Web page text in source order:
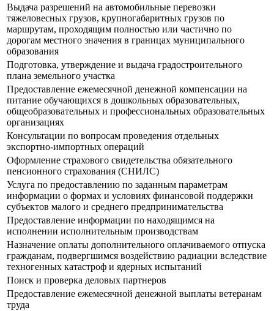
Выдача разрешений на автомобильные перевозки
тяжеловесных грузов, крупногабаритных грузов по
маршрутам, проходящим полностью или частично по
дорогам местного значения в границах муниципального
образования
Подготовка, утверждение и выдача градостроительного
плана земельного участка
Предоставление ежемесячной денежной компенсации на
питание обучающихся в дошкольных образовательных,
общеобразовательных и профессиональных образовательных
организациях
Консультации по вопросам проведения отдельных
экспортно-импортных операций
Оформление страхового свидетельства обязательного
пенсионного страхования (СНИЛС)
Услуга по предоставлению по заданным параметрам
информации о формах и условиях финансовой поддержки
субъектов малого и среднего предпринимательства
Предоставление информации по находящимся на
исполнении исполнительным производствам
Назначение оплаты дополнительного оплачиваемого отпуска
гражданам, подвергшимся воздействию радиации вследствие
техногенных катастроф и ядерных испытаний
Поиск и проверка деловых партнеров
Предоставление ежемесячной денежной выплаты ветеранам
труда